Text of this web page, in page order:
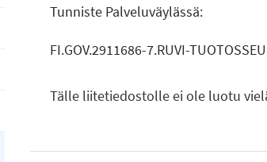
Tunniste Palveluväylässä:
FI.GOV.2911686-7.RUVI-
Tälle liitetiedostolle ei ole luotu